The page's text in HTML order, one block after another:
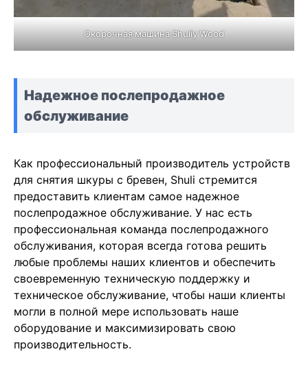
Окорочная машина Shuliy Wood
Надежное послепродажное
обслуживание
Как профессиональный производитель устройств
для снятия шкуры с бревен, Shuli стремится
предоставить клиентам самое надежное
послепродажное обслуживание. У нас есть
профессиональная команда послепродажного
обслуживания, которая всегда готова решить
любые проблемы наших клиентов и обеспечить
своевременную техническую поддержку и
техническое обслуживание, чтобы наши клиенты
могли в полной мере использовать наше
оборудование и максимизировать свою
производительность.